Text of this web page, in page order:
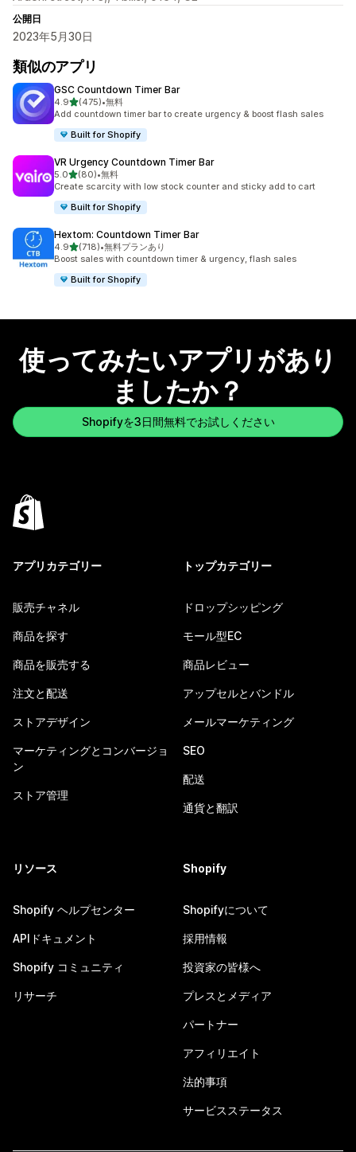
公開日
2023年5月30日
類似のアプリ
GSC Countdown Timer Bar
4.95つ星中
(475)
合計レビュー数：475件
•無料
Add countdown timer bar to create urgency & boost flash sales
Built for Shopify
VR Urgency Countdown Timer Bar
5.05つ星中
(80)
合計レビュー数：80件
•無料
Create scarcity with low stock counter and sticky add to cart
Built for Shopify
Hextom: Countdown Timer Bar
4.95つ星中
(718)
合計レビュー数：718件
•無料プランあり
Boost sales with countdown timer & urgency, flash sales
Built for Shopify
使ってみたいアプリがあり
ましたか？
Shopifyを3日間無料でお試しください
アプリカテゴリー
販売チャネル
商品を探す
商品を販売する
注文と配送
ストアデザイン
マーケティングとコンバージョ
ン
ストア管理
トップカテゴリー
ドロップシッピング
モール型EC
商品レビュー
アップセルとバンドル
メールマーケティング
SEO
配送
通貨と翻訳
リソース
Shopify ヘルプセンター
APIドキュメント
Shopify コミュニティ
リサーチ
Shopify
Shopifyについて
採用情報
投資家の皆様へ
プレスとメディア
パートナー
アフィリエイト
法的事項
サービスステータス